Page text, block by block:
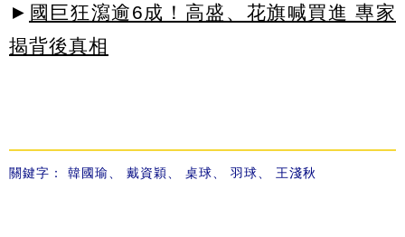
► 國巨狂瀉逾6成！高盛、花旗喊買進 專家
揭背後真相
關鍵字： 韓國瑜 戴資穎 桌球 羽球 王淺秋